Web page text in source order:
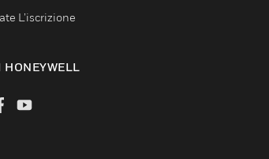
L’iscrizione
HONEYWELL